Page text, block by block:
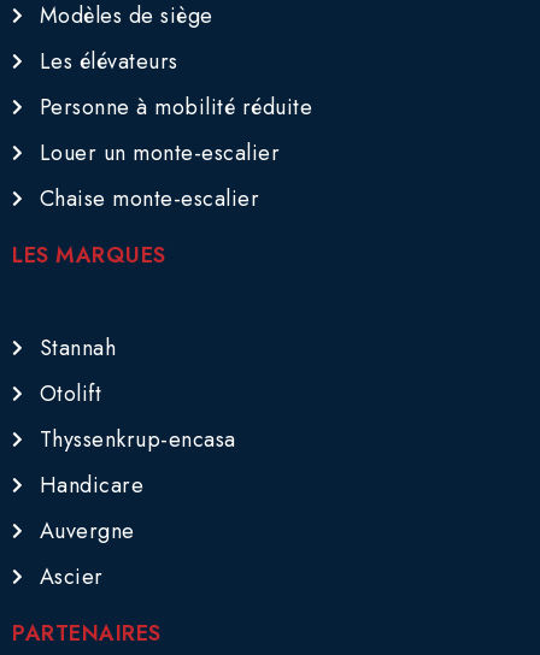
Modèles de siège
Les élévateurs
Personne à mobilité réduite
Louer un monte-escalier
Chaise monte-escalier
LES MARQUES
Stannah
Otolift
Thyssenkrup-encasa
Handicare
Auvergne
Ascier
PARTENAIRES